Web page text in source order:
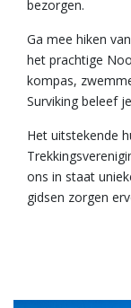
bezorgen.
Ga mee hiken
het prachtige
kompas,
Surviking beleef
Het uitstekende
ons in staat
gidsen zorgen